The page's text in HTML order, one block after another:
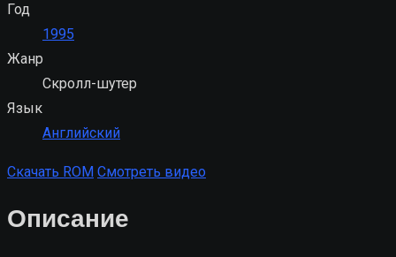
Год
1995
Жанр
Скролл-шутер
Язык
Английский
Скачать ROM Смотреть видео
Описание